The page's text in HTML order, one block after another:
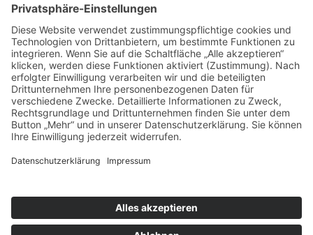
Musikalien-Leihmaterial
Publikationen
Links
Aktuelles
06.02.25
Neuer Telemann-Konferenzbericht erschienen
11.12.24
Prof. Dr. Wolfgang Hirschmann erhält den Georg-Philipp-
Telemann-Preis 2025
Telemann-Zentrum zu Gast in Brüssel
Veranstaltungen